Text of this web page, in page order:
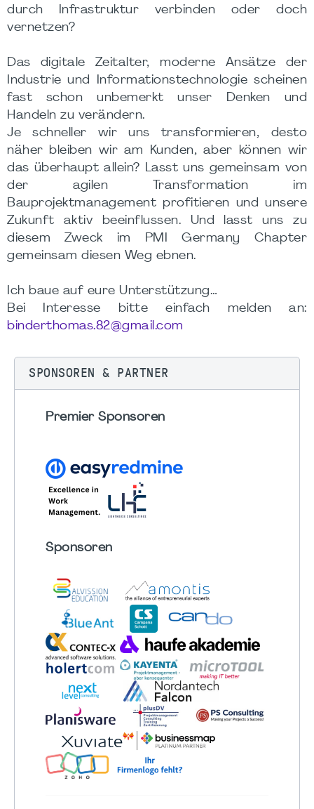
durch Infrastruktur verbinden oder doch
vernetzen?
Das digitale Zeitalter, moderne Ansätze der
Industrie und Informationstechnologie scheinen
fast schon unbemerkt unser Denken und
Handeln zu verändern.
Je schneller wir uns transformieren, desto
näher bleiben wir am Kunden, aber können wir
das überhaupt allein? Lasst uns gemeinsam von
der agilen Transformation im
Bauprojektmanagement profitieren und unsere
Zukunft aktiv beeinflussen. Und lasst uns zu
diesem Zweck im PMI Germany Chapter
gemeinsam diesen Weg ebnen.
Ich baue auf eure Unterstützung…
Bei Interesse bitte einfach melden an:
binderthomas.82@gmail.com
SPONSOREN & PARTNER
Premier Sponsoren
Sponsoren